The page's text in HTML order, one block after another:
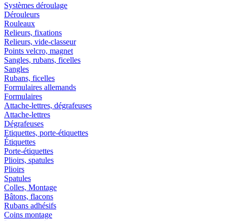
Systèmes déroulage
Dérouleurs
Rouleaux
Relieurs, fixations
Relieurs, vide-classeur
Points velcro, magnet
Sangles, rubans, ficelles
Sangles
Rubans, ficelles
Formulaires allemands
Formulaires
Attache-lettres, dégrafeuses
Attache-lettres
Dégrafeuses
Etiquettes, porte-étiquettes
Étiquettes
Porte-étiquettes
Plioirs, spatules
Plioirs
Spatules
Colles, Montage
Bâtons, flacons
Rubans adhésifs
Coins montage